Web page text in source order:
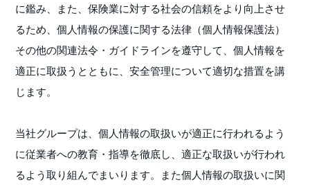
に鑑み、また、保険業に対する社会の信頼をより向上させ
るため、個人情報の保護に関する法律（個人情報保護法）
その他の関連法令・ガイドラインを遵守して、個人情報を
適正に取扱うとともに、安全管理について適切な措置を講
じます。
当社グループは、個人情報の取扱いが適正に行われるよう
に従業者への教育・指導を徹底し、適正な取扱いが行われ
るよう取り組んでまいります。また個人情報の取扱いに関